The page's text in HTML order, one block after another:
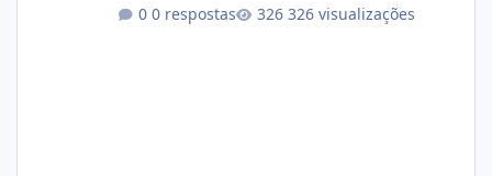
atualmente em circulação e comercialização
0 respostas 326 visualizações